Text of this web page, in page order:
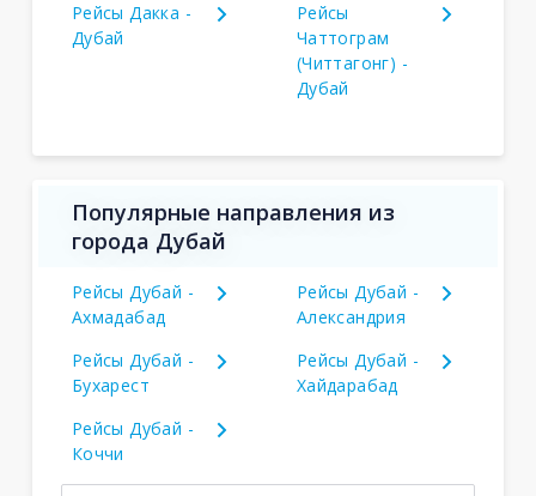
Рейсы Дакка -
Дубай
Рейсы
Чаттограм
(Читтагонг) -
Дубай
Популярные направления из
города Дубай
Рейсы Дубай -
Ахмадабад
Рейсы Дубай -
Александрия
Рейсы Дубай -
Бухарест
Рейсы Дубай -
Хайдарабад
Рейсы Дубай -
Коччи